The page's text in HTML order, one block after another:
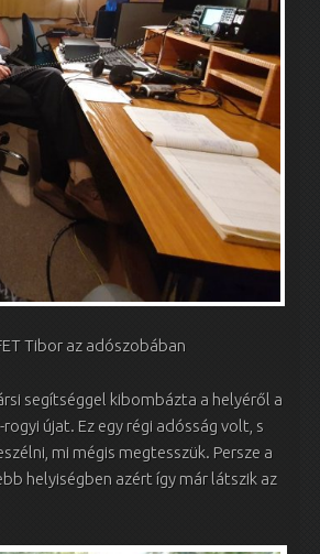
Tibor az adószobában
segítséggel kibombázta a helyéről a
újat. Ez egy régi adósság volt, s
mi mégis megtesszük. Persze a
helyiségben azért így már látszik az